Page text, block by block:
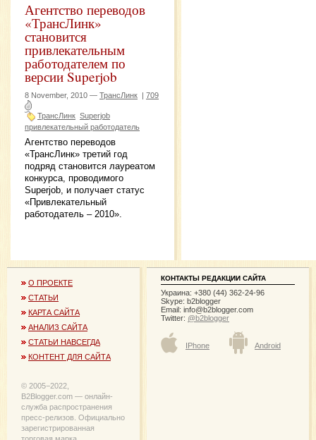
Агентство переводов
«ТрансЛинк»
становится
привлекательным
работодателем по
версии Superjob
8 November, 2010 — ТрансЛинк | 709
ТрансЛинк Superjob
привлекательный работодатель
Агентство переводов
«ТрансЛинк» третий год
подряд становится лауреатом
конкурса, проводимого
Superjob, и получает статус
«Привлекательный
работодатель – 2010».
О ПРОЕКТЕ
СТАТЬИ
КАРТА САЙТА
АНАЛИЗ САЙТА
СТАТЬИ НАВСЕГДА
КОНТЕНТ ДЛЯ САЙТА
© 2005−2022,
B2Blogger.com — онлайн-
служба распространения
пресс-релизов. Официально
зарегистрированная
КОНТАКТЫ РЕДАКЦИИ САЙТА
Украина: +380 (44) 362-24-96
Skype: b2blogger
Email: info@b2blogger.com
Twitter: @b2blogger
IPhone Android